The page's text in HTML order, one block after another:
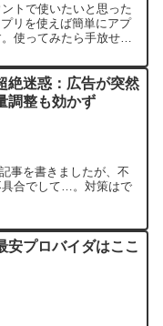
トで使いたいと思った
リを使えば簡単にアプ
使ってみたら手放せな
絶迷惑：広告が突然
調整も効かず
事を書きましたが、不
具合でして…。対策はで
安プロバイダはここ